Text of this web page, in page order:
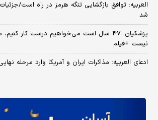
شد
پزشکیان: ۴۷ سال است می‌خواهیم درست کار
نیست +فیلم
ادعای العربیه: مذاکرات ایران و آمریکا وارد مرحله